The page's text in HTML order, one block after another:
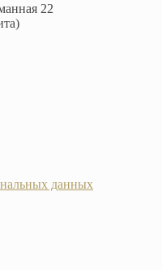
22
данных